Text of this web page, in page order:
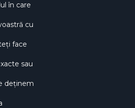
în care
cu
face
sau
deținem